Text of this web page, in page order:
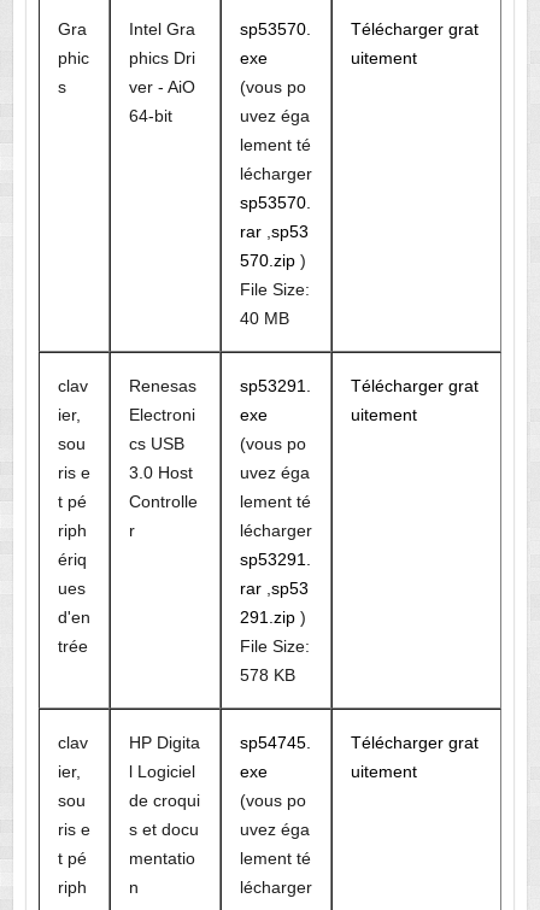
Gra
phic
s
Intel Gra
phics Dri
ver - AiO
64-bit
sp53570.
exe
(vous po
uvez éga
lement té
lécharger
sp53570.
rar, sp53
570.zip)
File Size:
40 MB
Télécharger grat
uitement
clav
ier,
sou
ris e
t pé
riph
ériq
ues
d'en
trée
Renesas
Electroni
cs USB
3.0 Host
Controlle
r
sp53291.
exe
(vous po
uvez éga
lement té
lécharger
sp53291.
rar, sp53
291.zip)
File Size:
578 KB
Télécharger grat
uitement
clav
ier,
sou
ris e
t pé
riph
HP Digita
l Logiciel
de croqui
s et docu
mentatio
n
sp54745.
exe
(vous po
uvez éga
lement té
lécharger
Télécharger grat
uitement